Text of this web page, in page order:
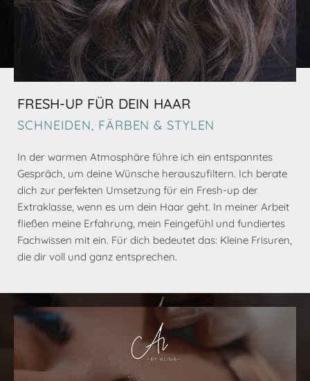
FRESH-UP FÜR DEIN HAAR
SCHNEIDEN, FÄRBEN & STYLEN
In der warmen Atmosphäre führe ich ein entspanntes
Gespräch, um deine Wünsche herauszufiltern. Ich berate
dich zur perfekten Umsetzung für ein Fresh-up der
Extraklasse, wenn es um dein Haar geht. In meiner Arbeit
fließen meine Erfahrung, mein Feingefühl und fundiertes
Fachwissen mit ein. Für dich bedeutet das: Kleine Frisuren,
die dir voll und ganz entsprechen.